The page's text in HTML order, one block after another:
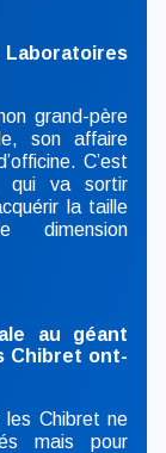
grand-père
son affaire
C’est
qui va sortir
la taille
dimension
au géant
Chibret ont-
les Chibret ne
mais pour